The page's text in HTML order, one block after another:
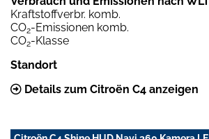
Kraftstoffverbr. komb.
CO2-Emissionen komb.
CO2-Klasse
Standort
Details zum Citroën C4 anzeigen